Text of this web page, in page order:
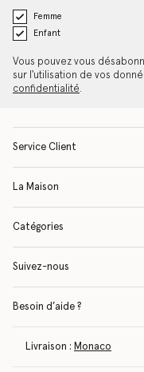
Femme
Enfant
Vous pouvez vous
sur l'utilisation de vos
confidentialité.
Service Client
La Maison
Catégories
Suivez-nous
Besoin d’aide ?
Livraison : Monaco